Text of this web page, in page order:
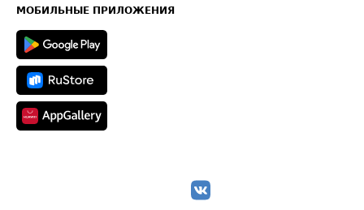
Техническая информация
МОБИЛЬНЫЕ ПРИЛОЖЕНИЯ